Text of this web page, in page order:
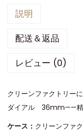
説明
配送＆返品
レビュー (0)
クリーンファクトリー
ダイアル 36mm——精
ケース： クリーンファ